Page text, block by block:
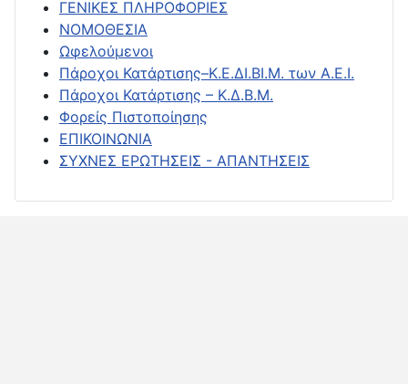
ΓΕΝΙΚΕΣ ΠΛΗΡΟΦΟΡΙΕΣ
ΝΟΜΟΘΕΣΙΑ
Ωφελούμενοι
Πάροχοι Κατάρτισης–Κ.Ε.ΔΙ.ΒΙ.Μ. των Α.Ε.Ι.
Πάροχοι Κατάρτισης – Κ.Δ.Β.Μ.
Φορείς Πιστοποίησης
ΕΠΙΚΟΙΝΩΝΙΑ
ΣΥΧΝΕΣ ΕΡΩΤΗΣΕΙΣ - ΑΠΑΝΤΗΣΕΙΣ